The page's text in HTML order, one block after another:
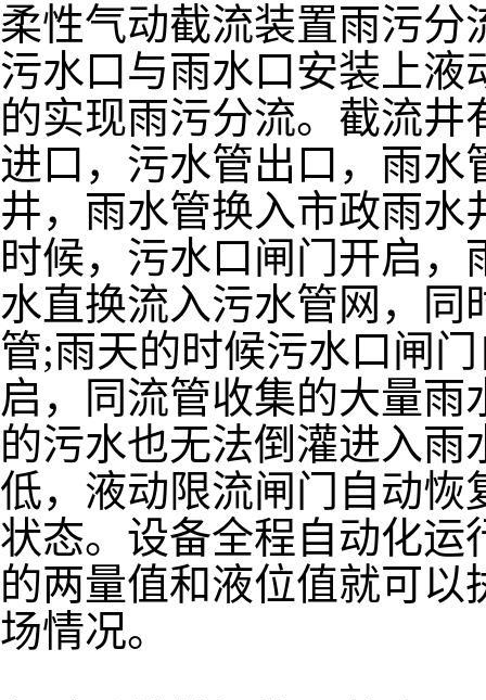
柔性气动截流装置雨污
污水口与雨水口安装上
的实现雨污分流。截流
进口，污水管出口，雨
井，雨水管换入市政雨
时候，污水口闸门开启
水直换流入污水管网，同
管;雨天的时候污水口闸
启，同流管收集的大量
的污水也无法倒灌进入
低，液动限流闸门自动恢
状态。设备全程自动化运
的两量值和液位值就可
场情况。